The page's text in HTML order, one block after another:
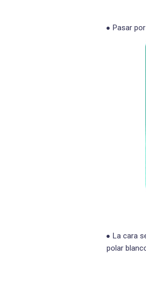
Pasar
La cara
polar